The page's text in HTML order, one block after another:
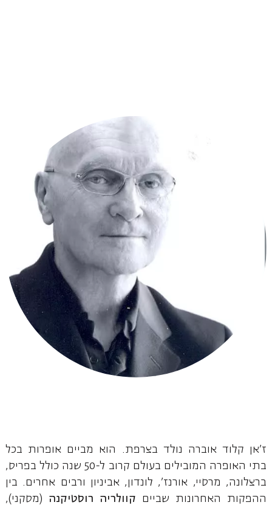
ז'אן קלוד אוברה נולד בצרפת. הוא מביים אופרות בכל
בתי האופרה המובילים בעולם קרוב ל-50 שנה כולל בפריס,
ברצלונה, מרסיי, אורנז', לונדון, אביניון ורבים אחרים. בין
ההפקות האחרונות שביים קוולריה רוסטיקנה (מסקני),